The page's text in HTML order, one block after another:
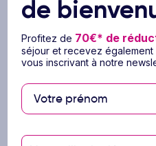
enfant » (de 2 à moins de
le bébé ou l’enfant qui
deux adultes.
Formalités & Santé
Vous trouverez ci-
de
Profitez de 70€* de
séjour et recevez
vous inscrivant à notre